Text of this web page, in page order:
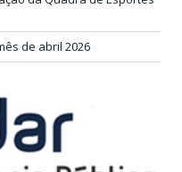
de abril 2026